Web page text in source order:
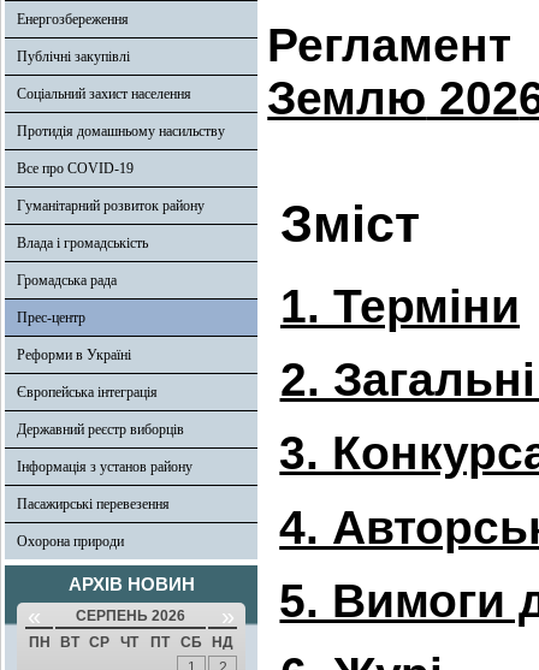
Енергозбереження
Публічні закупівлі
Соціальний захист населення
Протидія домашньому насильству
Все про COVID-19
Гуманітарний розвиток району
Влада і громадськість
Громадська рада
Прес-центр
Реформи в Україні
Європейська інтеграція
Державний реєстр виборців
Інформація з установ району
Пасажирські перевезення
Охорона природи
АРХІВ НОВИН
« СЕРПЕНЬ 2026 »
ПН ВТ СР ЧТ ПТ СБ
НД
Землю 202
Зміст
1. Терміни
2.
3.
4.
5. Вимоги